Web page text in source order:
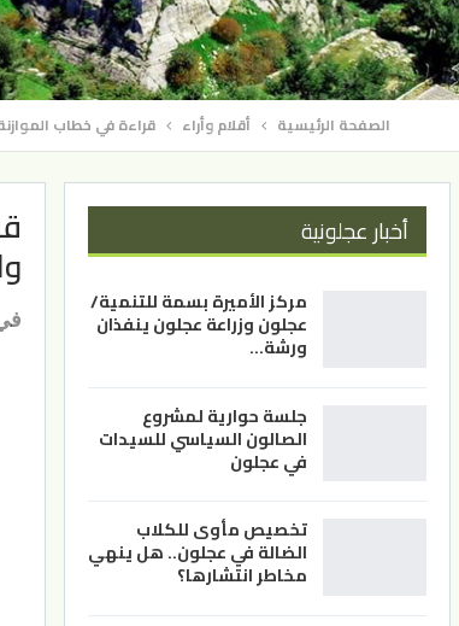
الصفحة الرئيسية أقلام وأراء قراءة في خطاب
أخبار عجلونية
مركز الأميرة بسمة للتنمية/
عجلون وزراعة عجلون ينفذان
ورشة…
جلسة حوارية لمشروع
الصالون السياسي للسيدات
في عجلون
تخصيص مأوى للكلاب
الضالة في عجلون.. هل ينهي
مخاطر انتشارها؟